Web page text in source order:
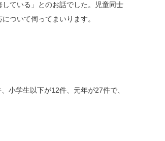
ている」とのお話でした。児童同士
ついて伺ってまいります。
小学生以下が12件、元年が27件で、